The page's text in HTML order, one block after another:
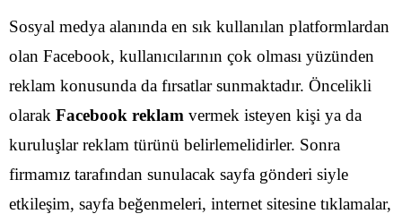
Sosyal medya alanında en sık kullanılan platformlardan
olan Facebook, kullanıcılarının çok olması yüzünden
reklam konusunda da fırsatlar sunmaktadır. Öncelikli
olarak Facebook reklam vermek isteyen kişi ya da
kuruluşlar reklam türünü belirlemelidirler. Sonra
firmamız tarafından sunulacak sayfa gönderi siyle
etkileşim, sayfa beğenmeleri, internet sitesine tıklamalar,